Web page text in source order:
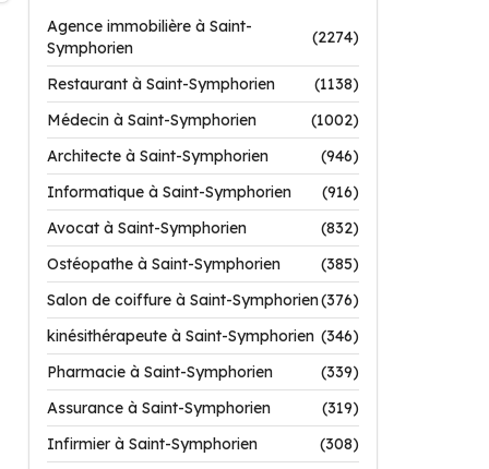
Agence immobilière à Saint-
Symphorien
(2274)
Restaurant à Saint-Symphorien
(1138)
Médecin à Saint-Symphorien
(1002)
Architecte à Saint-Symphorien
(946)
Informatique à Saint-Symphorien
(916)
Avocat à Saint-Symphorien
(832)
Ostéopathe à Saint-Symphorien
(385)
Salon de coiffure à Saint-Symphorien(376)
kinésithérapeute à Saint-Symphorien (346)
Pharmacie à Saint-Symphorien
(339)
Assurance à Saint-Symphorien
(319)
Infirmier à Saint-Symphorien
(308)